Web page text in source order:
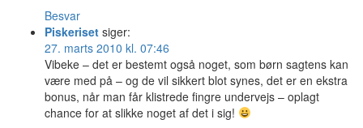
Besvar
Piskeriset siger:
27. marts 2010 kl. 07:46
Vibeke – det er bestemt også noget, som børn sagtens kan
være med på – og de vil sikkert blot synes, det er en ekstra
bonus, når man får klistrede fingre undervejs – oplagt
chance for at slikke noget af det i sig!